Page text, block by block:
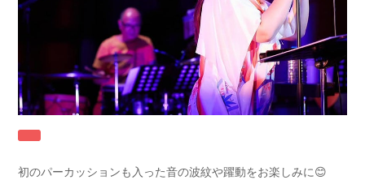
初のパーカッションも入った音の波紋や躍動をお楽しみに😊